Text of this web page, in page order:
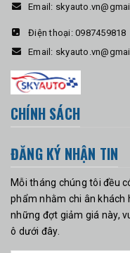
Email:
Điện thoại: 0987459818
Email:
CHÍNH SÁCH
ĐĂNG KÝ NHẬN TIN
Mỗi tháng chúng tôi đều
phẩm nhằm chi ân khách
những đợt giảm giá này,
ô dưới đây.